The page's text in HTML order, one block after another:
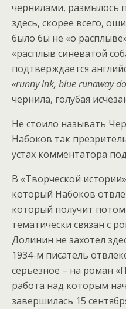
чернилами, размылось
здесь, скорее всего,
было бы не «о
«расплыв синеватой
подтверждается
«runny ink, blue runaway
чернила, голубая
Не стоило называть
Набоков так
устах комментатора
В «Творческой
который Набоков
который получит потом
тематически связан с
Долинин не захотел
1934-м писатель
серьёзное – на роман
работа над которым
завершилась 15